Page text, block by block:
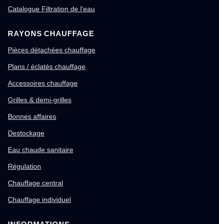
Catalogue Filtration de l'eau
RAYONS CHAUFFAGE
Pièces détachées chauffage
Plans / éclatés chauffage
Accessoires chauffage
Grilles & demi-grilles
Bonnes affaires
Destockage
Eau chaude sanitaire
Régulation
Chauffage central
Chauffage individuel